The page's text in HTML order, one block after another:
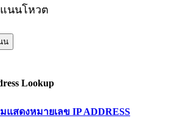
นนโหวต
น
Lookup
สดงหมายเลข IP ADDRESS